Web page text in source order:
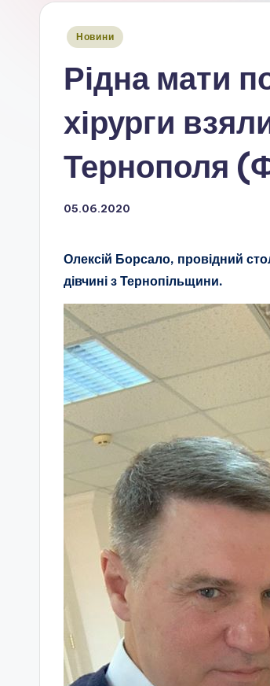
Опубліковано
Новини
Рідна мати
хірурги
Тернополя
05.06.2020
Олексій Борсало, провідний
дівчині з Тернопільщини.